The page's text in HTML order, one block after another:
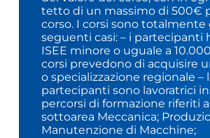
tetto di un massimo di 500€
corso. I corsi sono
seguenti casi: – i partecipanti
ISEE minore o uguale a
corsi prevedono di acquisire
o specializzazione regionale –
partecipanti sono lavoratrici
percorsi di formazione riferiti
sottoarea Meccanica;
Manutenzione di Macchine;